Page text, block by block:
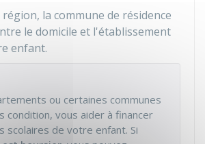
la commune de résidence
le domicile et l'établissement
enfant.
ou certaines communes
condition, vous aider à financer
scolaires de votre enfant. Si